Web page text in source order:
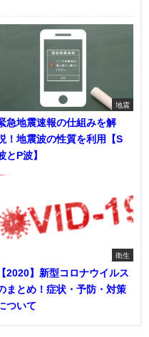
地震
急地震速報の仕組みを解
！地震波の性質を利用【S
とP波】
衛生
【2020】新型コロナウイルス
まとめ！症状・予防・対策
ついて